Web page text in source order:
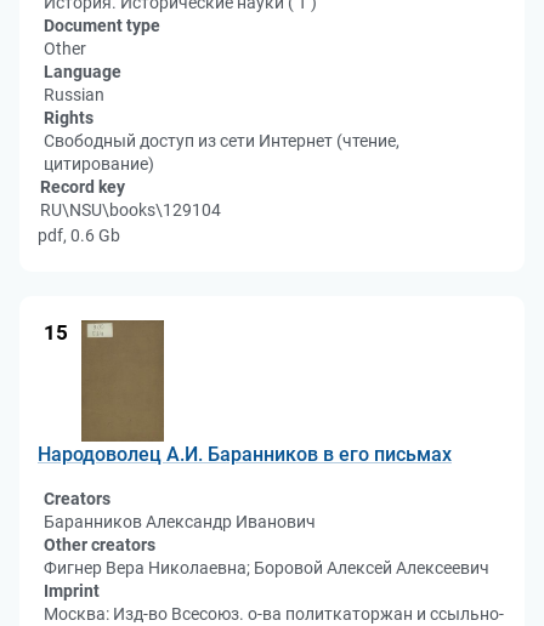
Document type
Other
Language
Russian
Rights
Свободный доступ из сети Интернет (чтение,
цитирование)
Record key
RU\NSU\books\129104
pdf, 0.6 Gb
15
Народоволец А.И. Баранников в его письмах
Creators
Баранников Александр Иванович
Other creators
Фигнер Вера Николаевна; Боровой Алексей Алексеевич
Imprint
Москва: Изд-во Всесоюз. о-ва политкаторжан и ссыльно-